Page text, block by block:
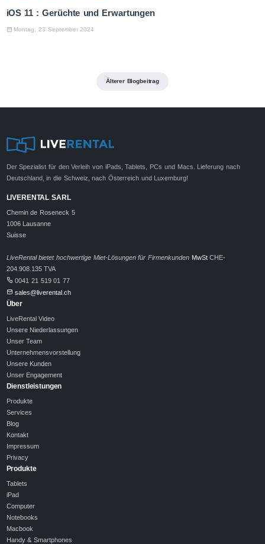
iOS 11 : Gerüchte und Erwartungen
Montag, 23 September 2024
Älterer Blogbeitrag
Der Spezialist für den Verleih von iPads, Tablets, PCs und Macs. Lieferung nach
Deutschland, in die Schweiz, nach Österreich und Luxemburg!
LIVERENTAL SARL
Chemin de Roseneck 5
1006 Lausanne
Suisse
LiveRental bietet hochwertige Miet-Lösungen für Firmenkunden MwStCHE-
204.908.135 TVA
0041 21 519 01 77
sales@liverental.ch
Über
LiveRental Video
Unsere Niederlassungen
Unser Team
Unternehmensvorstellung
Unsere Kunden
Unser Engagement
Dienstleistungen
Produkte
Services
Blog
Kontakt
Impressum
Privacy
Produkte
Tablets
iPad
Computer
Notebooks
Macbook
Handy & Smartphones